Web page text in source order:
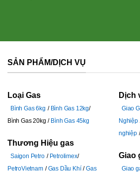
SẢN PHẨM/DỊCH VỤ
Loại Gas
Bình Gas 6kg
Bình Gas 12kg
Bình Gas 20kg
Bình Gas 45kg
Thương Hiệu gas
Saigon Petro
Petrolimex
PetroVietnam
Gas Dầu Khí
Gas
Dịch
Giao
Nghiệp
nghiệp
Giao
Giao